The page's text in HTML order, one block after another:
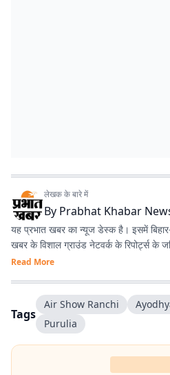
लेखक के बारे में
By Prabhat Khabar
यह प्रभात खबर का न्यूज डेस्क है। इसमें
खबर के विशाल ग्राउंड नेटवर्क के रिपोर्ट्स के
Read More
Tags
Air Show Ranchi
Purulia